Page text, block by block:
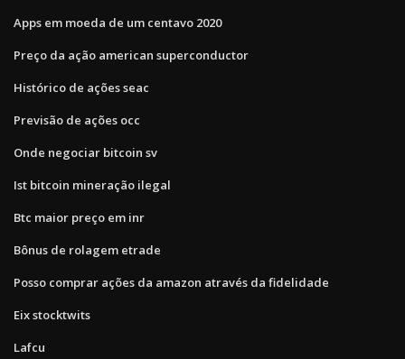
Apps em moeda de um centavo 2020
Preço da ação american superconductor
Histórico de ações seac
Previsão de ações occ
Onde negociar bitcoin sv
Ist bitcoin mineração ilegal
Btc maior preço em inr
Bônus de rolagem etrade
Posso comprar ações da amazon através da fidelidade
Eix stocktwits
Lafcu